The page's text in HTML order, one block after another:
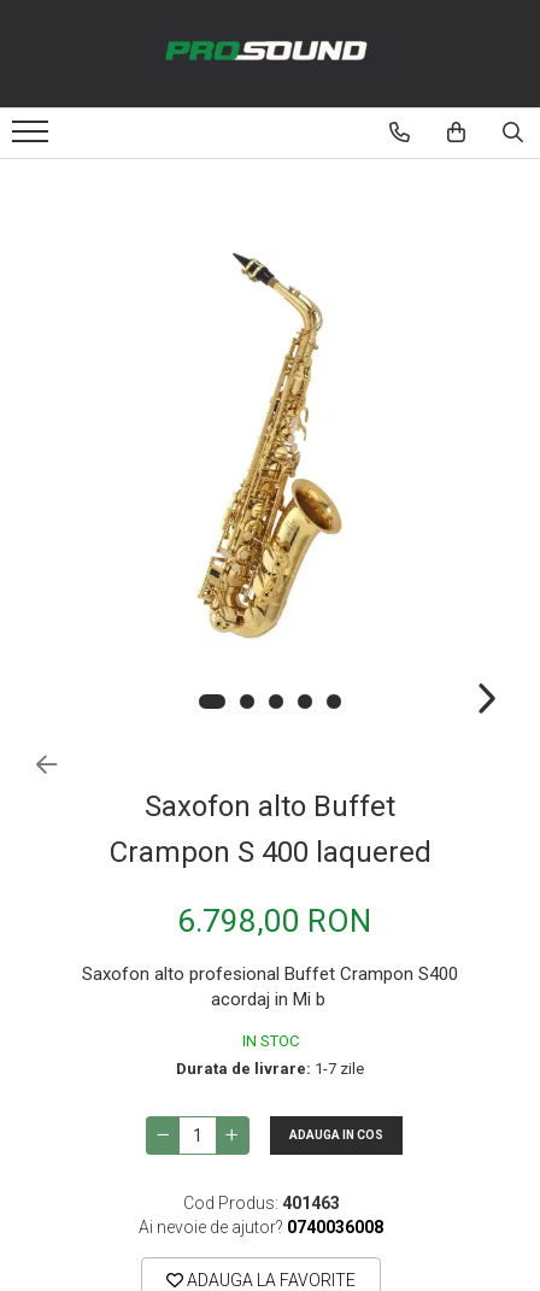
Sonorizare / PA
Case-uri, rack, huse si genti
Saxofon alto Buffet
Crampon S 400 laquered
6.798,00 RON
Saxofon alto profesional Buffet Crampon S400
acordaj in Mi b
IN STOC
Durata de livrare: 1-7 zile
ADAUGA IN COS
Cod Produs: 401463
Ai nevoie de ajutor? 0740036008
ADAUGA LA FAVORITE